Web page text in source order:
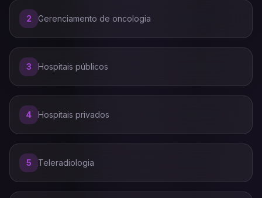
2 Gerenciamento de oncologia
3 Hospitais públicos
4 Hospitais privados
5 Teleradiologia